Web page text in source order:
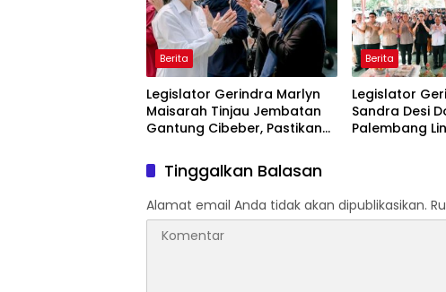
Berita
Legislator Gerindra Marlyn
Maisarah Tinjau Jembatan
Gantung Cibeber, Pastikan
Berita
Legislator
Sandra Desi
Palembang
Tinggalkan Balasan
Alamat email Anda tidak akan dipublikasikan.